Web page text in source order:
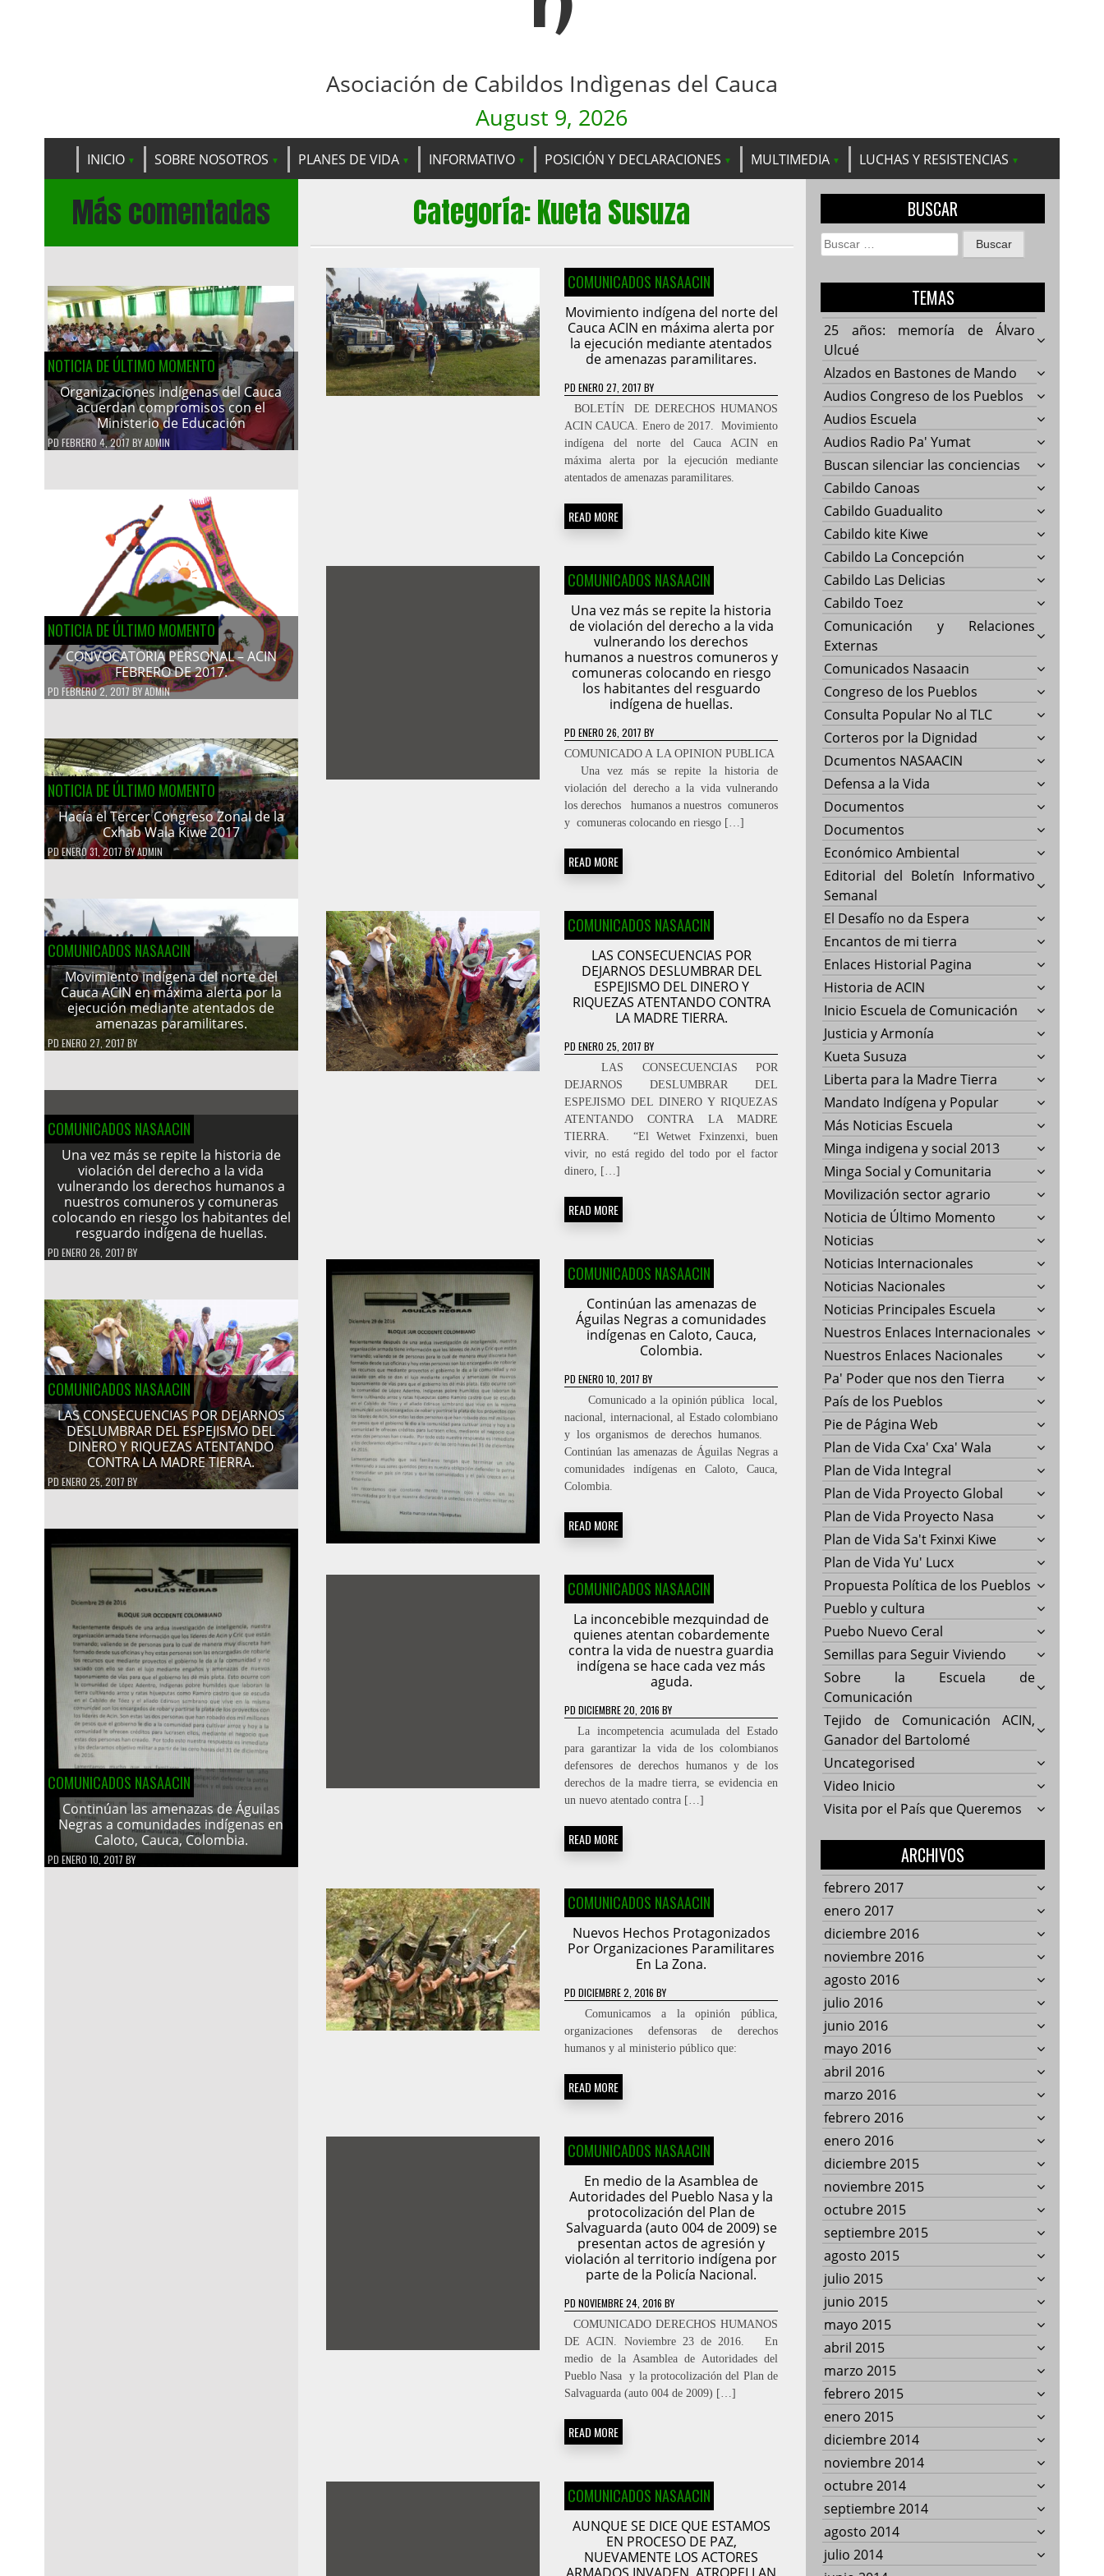
Asociación de Cabildos Indìgenas del Cauca
August 9, 2026
INICIO SOBRE NOSOTROS PLANES DE VIDA INFORMATIVO POSICIÓN Y DECLARACIONES MULTIMEDIA LUCHAS Y RESISTENCIAS
Más comentadas
NOTICIA DE ÚLTIMO MOMENTO
Organizaciones indígenas del Cauca
acuerdan compromisos con el
Ministerio de Educación
PD FEBRERO 4, 2017 BYADMIN
NOTICIA DE ÚLTIMO MOMENTO
CONVOCATORIA PERSONAL – ACIN
FEBRERO DE 2017.
PD FEBRERO 2, 2017BYADMIN
NOTICIA DE ÚLTIMO MOMENTO
Hacía el Tercer Congreso Zonal de la
Cxhab Wala Kiwe 2017
PDENERO 31, 2017BYADMIN
COMUNICADOS NASAACIN
Movimiento indígena del norte del
Cauca ACIN en máxima alerta por la
ejecución mediante atentados de
amenazas paramilitares.
PD ENERO 27, 2017 BY
COMUNICADOS NASAACIN
Una vez más se repite la historia de
violación del derecho a la vida
vulnerando los derechos humanos a
nuestros comuneros y comuneras
colocando en riesgo los habitantes del
resguardo indígena de huellas.
PD ENERO 26, 2017 BY
COMUNICADOS NASAACIN
LAS CONSECUENCIAS POR DEJARNOS
DESLUMBRAR DEL ESPEJISMO DEL
DINERO Y RIQUEZAS ATENTANDO
CONTRA LA MADRE TIERRA.
PDENERO 25, 2017 BY
COMUNICADOS NASAACIN
Continúan las amenazas de Águilas
Negras a comunidades indígenas en
Caloto, Cauca, Colombia.
PD ENERO 10, 2017 BY
Categoría:Kueta Susuza
COMUNICADOS NASAACIN
Movimiento indígena del norte del
Cauca ACIN en máxima alerta por
la ejecución mediante atentados
de amenazas paramilitares.
PD ENERO 27, 2017 BY
BOLETÍN DE DERECHOS HUMANOS
ACIN CAUCA. Enero de 2017. ­ Movimiento
indígena del norte del Cauca ACIN en
máxima alerta por la ejecución mediante
atentados de amenazas paramilitares.
READ MORE
COMUNICADOS NASAACIN
Una vez más se repite la historia
de violación del derecho a la vida
vulnerando los derechos
humanos a nuestros comuneros y
comuneras colocando en riesgo
los habitantes del resguardo
indígena de huellas.
PD ENERO 26, 2017 BY
COMUNICADO A LA OPINION PUBLICA
Una vez más se repite la historia de
violación del derecho a la vida vulnerando
los derechos humanos a nuestros comuneros
y comuneras colocando en riesgo […]
READ MORE
COMUNICADOS NASAACIN
LAS CONSECUENCIAS POR
DEJARNOS DESLUMBRAR DEL
ESPEJISMO DEL DINERO Y
RIQUEZAS ATENTANDO CONTRA
LA MADRE TIERRA.
PD ENERO 25, 2017 BY
LAS CONSECUENCIAS POR
DEJARNOS DESLUMBRAR DEL
ESPEJISMO DEL DINERO Y RIQUEZAS
ATENTANDO CONTRA LA MADRE
TIERRA. “El Wetwet Fxinzenxi, buen
vivir, no está regido del todo por el factor
dinero, […]
READ MORE
COMUNICADOS NASAACIN
Continúan las amenazas de
Águilas Negras a comunidades
indígenas en Caloto, Cauca,
Colombia.
PD ENERO 10, 2017 BY
Comunicado a la opinión pública local,
nacional, internacional, al Estado colombiano
y los organismos de derechos humanos.
Continúan las amenazas de Águilas Negras a
comunidades indígenas en Caloto, Cauca,
Colombia.
READ MORE
COMUNICADOS NASAACIN
La inconcebible mezquindad de
quienes atentan cobardemente
contra la vida de nuestra guardia
indígena se hace cada vez más
aguda.
PD DICIEMBRE 20, 2016 BY
La incompetencia acumulada del Estado
para garantizar la vida de los colombianos
defensores de derechos humanos y de los
derechos de la madre tierra, se evidencia en
un nuevo atentado contra […]
READ MORE
COMUNICADOS NASAACIN
Nuevos Hechos Protagonizados
Por Organizaciones Paramilitares
En La Zona.
PD DICIEMBRE 2, 2016 BY
Comunicamos a la opinión pública,
organizaciones defensoras de derechos
humanos y al ministerio público que:
READ MORE
COMUNICADOS NASAACIN
En medio de la Asamblea de
Autoridades del Pueblo Nasa y la
protocolización del Plan de
Salvaguarda (auto 004 de 2009) se
presentan actos de agresión y
violación al territorio indígena por
parte de la Policía Nacional.
PD NOVIEMBRE 24, 2016 BY
­­COMUNICADO DERECHOS HUMANOS
DE ACIN. Noviembre 23 de 2016. En
medio de la Asamblea de Autoridades del
Pueblo Nasa y la protocolización del Plan de
Salvaguarda (auto 004 de 2009) […]
READ MORE
COMUNICADOS NASAACIN
AUNQUE SE DICE QUE ESTAMOS
EN PROCESO DE PAZ,
NUEVAMENTE LOS ACTORES
BUSCAR
Buscar:
TEMAS
25 años: memoría de Álvaro
Ulcué
Alzados en Bastones de Mando
Audios Congreso de los Pueblos
Audios Escuela
Audios Radio Pa' Yumat
Buscan silenciar las conciencias
Cabildo Canoas
Cabildo Guadualito
Cabildo kite Kiwe
Cabildo La Concepción
Cabildo Las Delicias
Cabildo Toez
Comunicación y Relaciones
Externas
Comunicados Nasaacin
Congreso de los Pueblos
Consulta Popular No al TLC
Corteros por la Dignidad
Dcumentos NASAACIN
Defensa a la Vida
Documentos
Documentos
Económico Ambiental
Editorial del Boletín Informativo
Semanal
El Desafío no da Espera
Encantos de mi tierra
Enlaces Historial Pagina
Historia de ACIN
Inicio Escuela de Comunicación
Justicia y Armonía
Kueta Susuza
Liberta para la Madre Tierra
Mandato Indígena y Popular
Más Noticias Escuela
Minga indigena y social 2013
Minga Social y Comunitaria
Movilización sector agrario
Noticia de Último Momento
Noticias
Noticias Internacionales
Noticias Nacionales
Noticias Principales Escuela
Nuestros Enlaces Internacionales
Nuestros Enlaces Nacionales
Pa' Poder que nos den Tierra
País de los Pueblos
Pie de Página Web
Plan de Vida Cxa' Cxa' Wala
Plan de Vida Integral
Plan de Vida Proyecto Global
Plan de Vida Proyecto Nasa
Plan de Vida Sa't Fxinxi Kiwe
Plan de Vida Yu' Lucx
Propuesta Política de los Pueblos
Pueblo y cultura
Puebo Nuevo Ceral
Semillas para Seguir Viviendo
Sobre la Escuela de
Comunicación
Tejido de Comunicación ACIN,
Ganador del Bartolomé
Uncategorised
Video Inicio
Visita por el País que Queremos
ARCHIVOS
febrero 2017
enero 2017
diciembre 2016
noviembre 2016
agosto 2016
julio 2016
junio 2016
mayo 2016
abril 2016
marzo 2016
febrero 2016
enero 2016
diciembre 2015
noviembre 2015
octubre 2015
septiembre 2015
agosto 2015
julio 2015
junio 2015
mayo 2015
abril 2015
marzo 2015
febrero 2015
enero 2015
diciembre 2014
noviembre 2014
octubre 2014
septiembre 2014
agosto 2014
julio 2014